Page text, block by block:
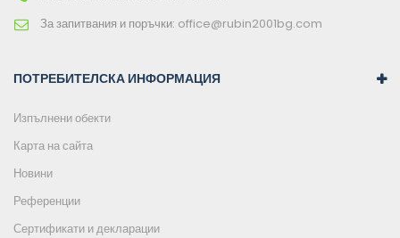
За запитвания и поръчки: office@rubin2001bg.com
ПОТРЕБИТЕЛСКА ИНФОРМАЦИЯ
Изпълнени обекти
Карта на сайта
Новини
Референции
Сертификати и декларации